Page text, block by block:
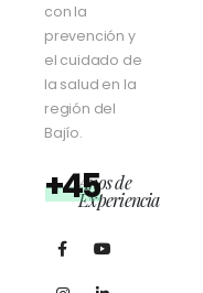
con la
prevención y
el cuidado de
la salud en la
región del
Bajío.
+45Años de
Experiencia